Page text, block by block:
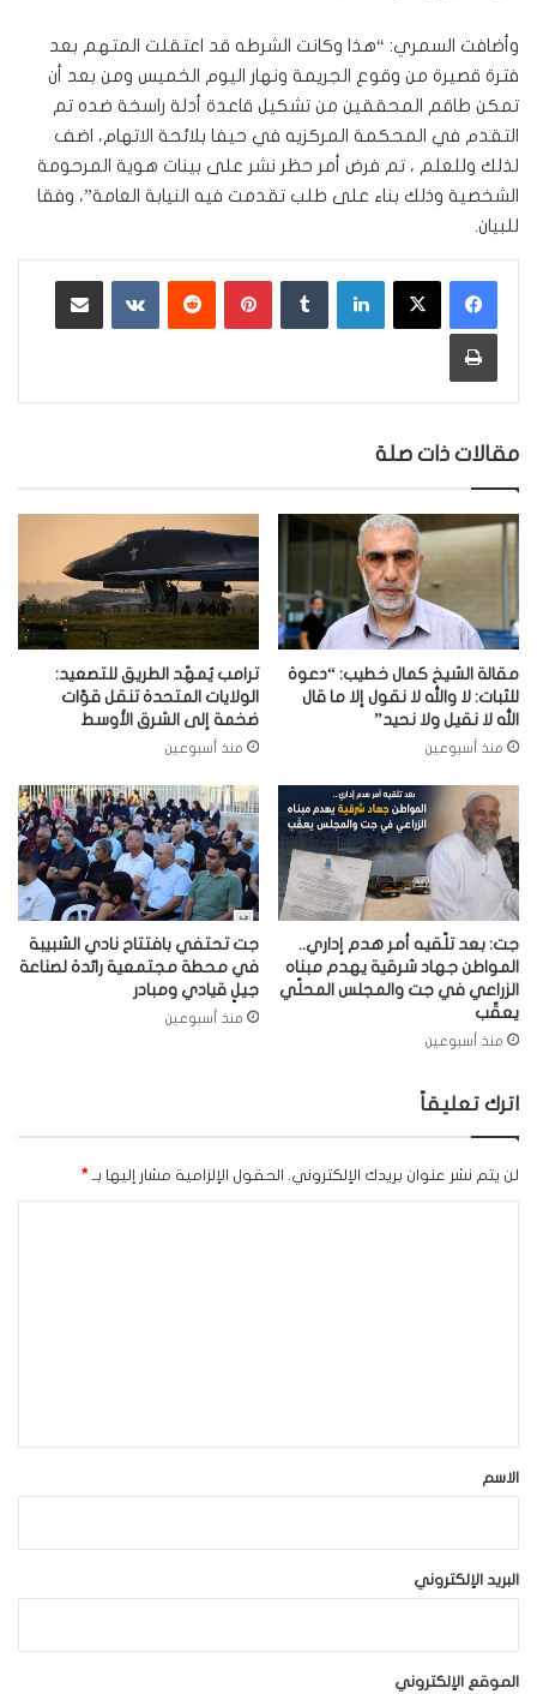
وأضافت السمري: “هذا وكانت الشرطه قد اعتقلت المتهم بعد
فترة قصيرة من وقوع الجريمة ونهار اليوم الخميس ومن بعد أن
تمكن طاقم المحققين من تشكيل قاعدة أدلة راسخة ضده تم
التقدم في المحكمة المركزيه في حيفا بلائحة الاتهام، اضف
لذلك وللعلم ، تم فرض أمر حظر نشر على بينات هوية المرحومة
الشخصية وذلك بناء على طلب تقدمت فيه النيابة العامة”، وفقا
للبيان.
لينكدإن بينتيريست ‏VKontakte
طباعة
مقالات ذات صلة
مقالة الشيخ كمال خطيب: “دعوة
للثبات: لا والله لا نقول إلا ما قال
الله لا نقيل ولا نحيد”
منذ أسبوعين
ترامب يُمهّد الطريق للتصعيد:
الولايات المتحدة تنقل قوّات
ضخمة إلى الشرق الأوسط
منذ أسبوعين
جت: بعد تلّقيه أمر هدم إداري..
المواطن جهاد شرقية يهدم مبناه
الزراعي في جت والمجلس المحلّي
يعقّب
منذ أسبوعين
جت تحتفي بافتتاح نادي الشبيبة
في محطة مجتمعية رائدة لصناعة
جيلٍ قيادي ومبادر
منذ أسبوعين
اترك تعليقاً
لن يتم نشر عنوان بريدك الإلكتروني. الحقول الإلزامية مشار إليها بـ *
*الاسم
البريد الإلكتروني
الموقع الإلكتروني